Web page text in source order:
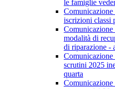
le famiglie
iscrizioni classi
modalità di
di riparazione -
scrutini 2025
quarta
Comunicazione